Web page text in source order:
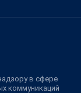
в сфере
коммуникаций